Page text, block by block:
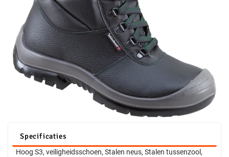
Specificaties
Hoog S3, veiligheidsschoen, Stalen neus, Stalen tussenzool,